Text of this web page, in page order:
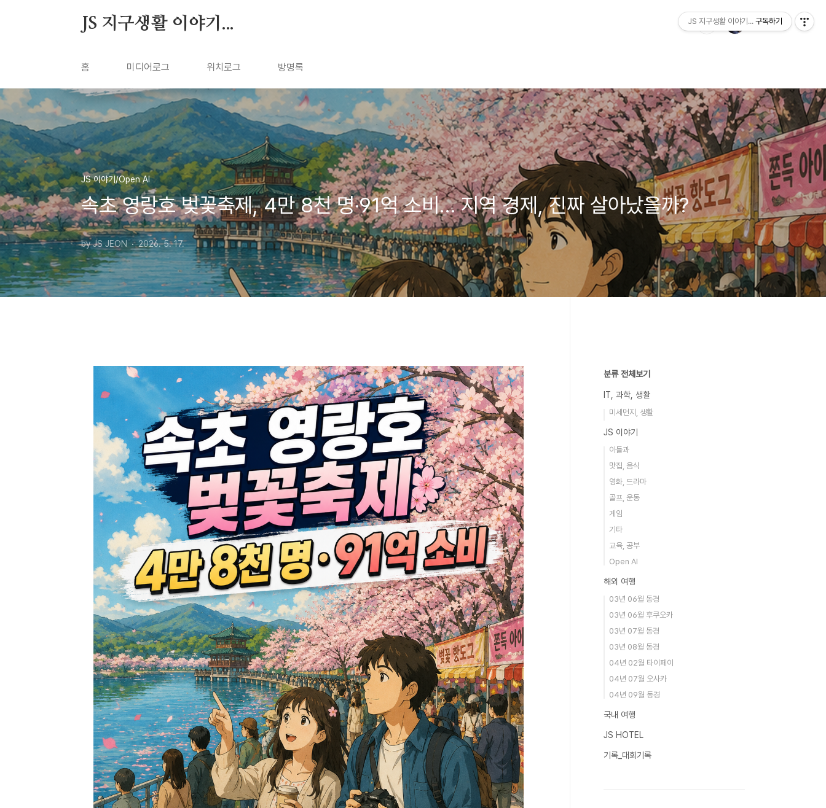
JS 지구생활 이야기...
홈 미디어로그 위치로그 방명록
JS 이야기/Open AI
속초 영랑호 벚꽃축제, 4만 8천 명·91억 소비… 지역 경제, 진짜 살아났을까?
by JS JEON 2026. 5. 17.
분류 전체보기
IT, 과학, 생활
미세먼지, 생활
JS 이야기
아들과
맛집, 음식
영화, 드라마
골프, 운동
게임
기타
교육, 공부
Open AI
해외 여행
03년 06월 동경
03년 06월 후쿠오카
03년 07월 동경
03년 08월 동경
04년 02월 타이페이
04년 07월 오사카
04년 09월 동경
국내 여행
JS HOTEL
기록_대회기록
JS 지구생활 이야기... 구독하기